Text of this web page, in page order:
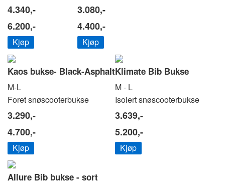
4.340,-
6.200,-
Kjøp
3.080,-
4.400,-
Kjøp
Kaos bukse- Black-Asphalt
M-L
Foret snøscooterbukse
3.290,-
4.700,-
Kjøp
Klimate Bib Bukse
M - L
Isolert snøscooterbukse
3.639,-
5.200,-
Kjøp
Allure Bib bukse - sort